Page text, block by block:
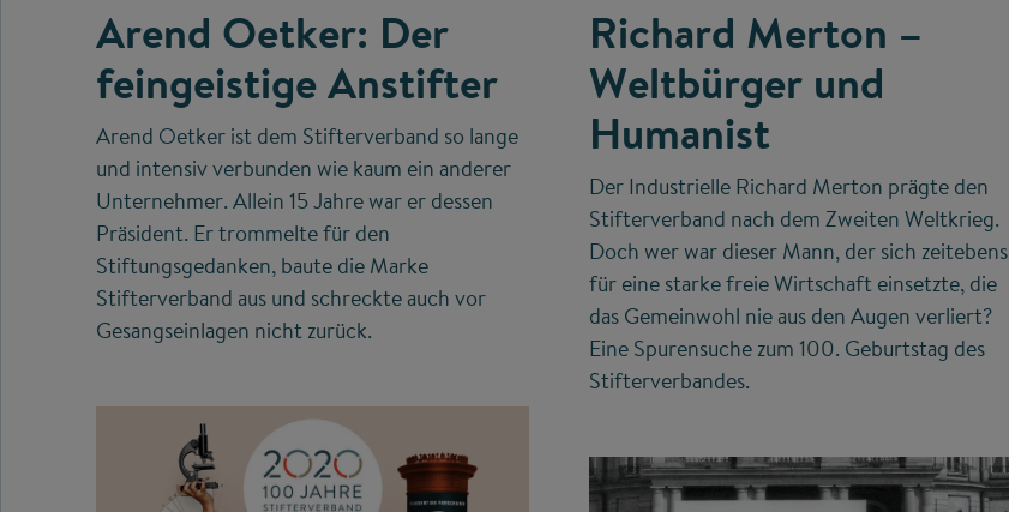
Arend Oetker: Der
feingeistige Anstifter
Arend Oetker ist dem Stifterverband so lange
und intensiv verbunden wie kaum ein anderer
Unternehmer. Allein 15 Jahre war er dessen
Präsident. Er trommelte für den
Stiftungsgedanken, baute die Marke
Stifterverband aus und schreckte auch vor
Gesangseinlagen nicht zurück.
Richard Merton –
Weltbürger und
Humanist
Der Industrielle Richard Merton prägte den
Stifterverband nach dem Zweiten Weltkrieg.
Doch wer war dieser Mann, der sich zeitebens
für eine starke freie Wirtschaft einsetzte, die
das Gemeinwohl nie aus den Augen verliert?
Eine Spurensuche zum 100. Geburtstag des
Stifterverbandes.